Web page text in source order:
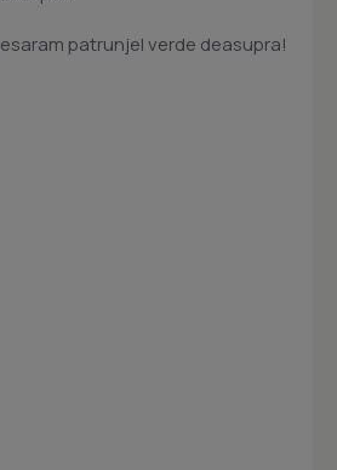
patrunjel verde deasupra!